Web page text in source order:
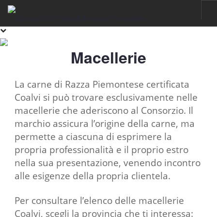
LA CARNE
IGP VITELLONI PIEMONTESI DELLA COSCIA
CERTIFICAZIONE
SOSTENIBILITÀ
FILIERA
ALLEVAMENTI
Macellerie
La carne di Razza Piemontese certificata
Coalvi si può trovare esclusivamente nelle
macellerie che aderiscono al Consorzio. Il
marchio assicura l’origine della carne, ma
permette a ciascuna di esprimere la
propria professionalità e il proprio estro
nella sua presentazione, venendo incontro
alle esigenze della propria clientela.
Per consultare l’elenco delle macellerie
Coalvi, scegli la provincia che ti interessa: